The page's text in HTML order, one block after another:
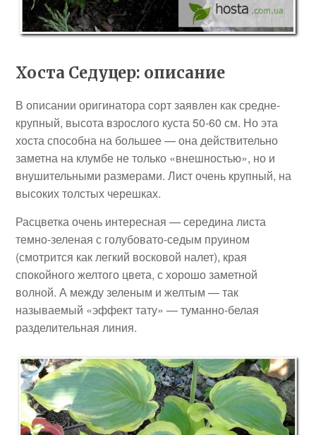
Хоста Седуцер: описание
В описании оригинатора сорт заявлен как средне-
крупный, высота взрослого куста 50-60 см. Но эта
хоста способна на большее — она действительно
заметна на клумбе не только «внешностью», но и
внушительными размерами. Лист очень крупный, на
высоких толстых черешках.
Расцветка очень интересная — середина листа
темно-зеленая с голубовато-седым пруином
(смотрится как легкий восковой налет), края
спокойного желтого цвета, с хорошо заметной
волной. А между зеленым и желтым — так
называемый «эффект тату» — туманно-белая
разделительная линия.